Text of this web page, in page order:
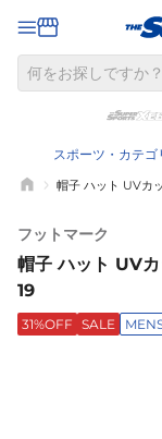
スポーツ・カテゴ
帽子 ハット UVカ
フットマーク
帽子 ハット UV
19
31%OFF SALE